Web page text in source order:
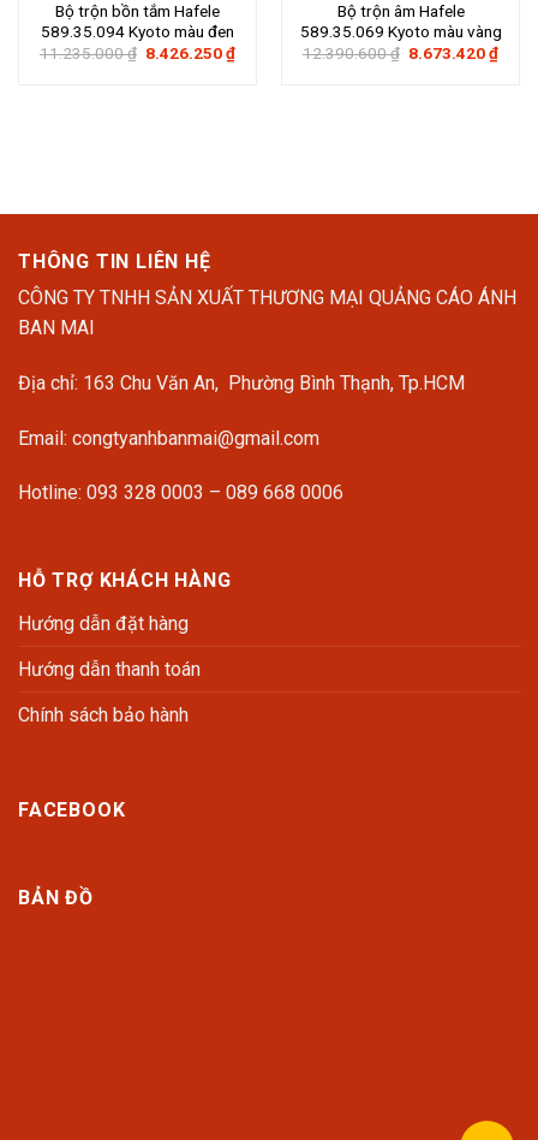
Bộ trộn bồn tắm Hafele
589.35.094 Kyoto màu đen
11.235.000₫ Giá
8.426.250₫Giá
Bộ trộn âm Hafele
589.35.069 Kyoto màu vàng
12.390.600₫ Giá
8.673.420₫Giá
THÔNG TIN LIÊN HỆ
CÔNG TY TNHH SẢN XUẤT THƯƠNG MẠI QUẢNG CÁO ÁNH
BAN MAI
Địa chỉ: 163 Chu Văn An, Phường Bình Thạnh, Tp.HCM
Email: congtyanhbanmai@gmail.com
Hotline: 093 328 0003 – 089 668 0006
HỖ TRỢ KHÁCH HÀNG
Hướng dẫn đặt hàng
Hướng dẫn thanh toán
Chính sách bảo hành
FACEBOOK
BẢN ĐỒ